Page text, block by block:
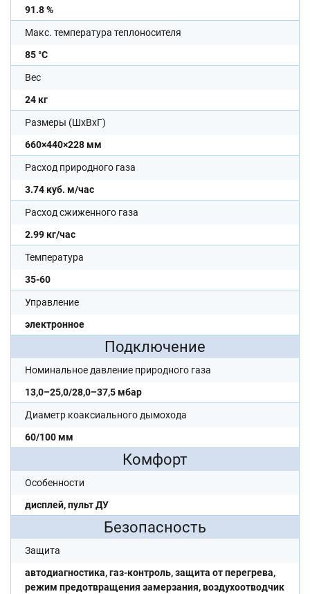
91.8 %
Макс. температура теплоносителя
85 °С
Вес
24 кг
Размеры (ШхВхГ)
660×440×228 мм
Расход природного газа
3.74 куб. м/час
Расход сжиженного газа
2.99 кг/час
Температура
35-60
Управление
электронное
Подключение
Номинальное давление природного газа
13,0–25,0/28,0–37,5 мбар
Диаметр коаксиального дымохода
60/100 мм
Комфорт
Особенности
дисплей, пульт ДУ
Безопасность
Защита
автодиагностика, газ-контроль, защита от перегрева,
режим предотвращения замерзания, воздухоотводчик